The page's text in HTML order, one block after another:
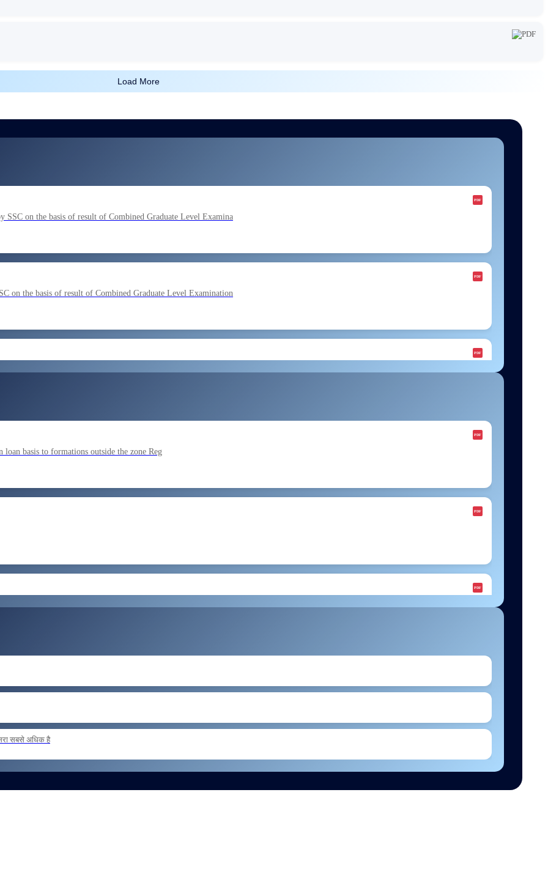
Load More
on the basis of result of Combined Graduate Level Examina
on the basis of result of Combined Graduate Level Examination
by SSC on the basis of result of CombIned Graduate Level E
on U hRM the basis of result of Combined Graduate Level E
basis to formations outside the zone Reg
POSTING OF INSPECTORS REG
सबसे अधिक है